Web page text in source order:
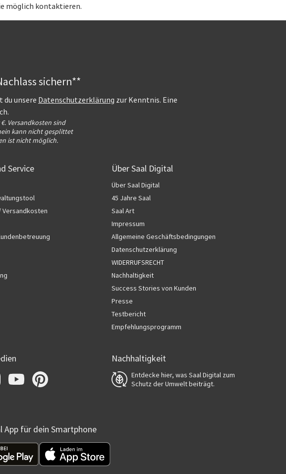
möglich kontaktieren.
sichern**
unsere Datenschutzerklärung zur Kenntnis. Eine
Versandkosten sind
kann nicht gesplittet
ist nicht möglich.
Service Über Saal Digital
Über Saal Digital
45 Jahre Saal
Saal Art
Impressum
Allgemeine Geschäftsbedingungen
Datenschutzerklärung
WIDERRUFSRECHT
Nachhaltigkeit
Success Stories von Kunden
Presse
Testbericht
Empfehlungsprogramm
Nachhaltigkeit
Entdecke hier, was Saal Digital zum
Schutz der Umwelt beiträgt.
App für dein Smartphone